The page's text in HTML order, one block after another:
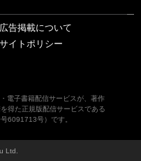
広告掲載について
サイトポリシー
電子書籍配信サービスが、著作
得た正規版配信サービスである
6091713号）です。
Ltd.